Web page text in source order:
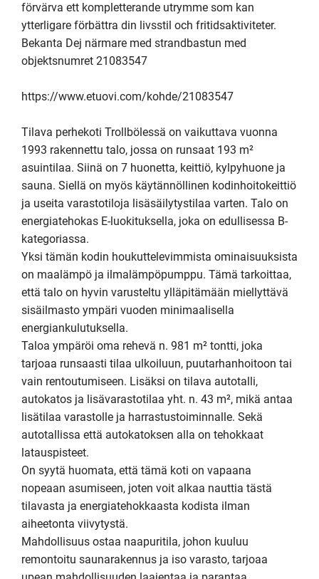
förvärva ett kompletterande utrymme som kan
ytterligare förbättra din livsstil och fritidsaktiviteter.
Bekanta Dej närmare med strandbastun med
objektsnumret 21083547
https://www.etuovi.com/kohde/21083547
Tilava perhekoti Trollbölessä on vaikuttava vuonna
1993 rakennettu talo, jossa on runsaat 193 m²
asuintilaa. Siinä on 7 huonetta, keittiö, kylpyhuone ja
sauna. Siellä on myös käytännöllinen kodinhoitokeittiö
ja useita varastotiloja lisäsäilytystilaa varten. Talo on
energiatehokas E-luokituksella, joka on edullisessa B-
kategoriassa.
Yksi tämän kodin houkuttelevimmista ominaisuuksista
on maalämpö ja ilmalämpöpumppu. Tämä tarkoittaa,
että talo on hyvin varusteltu ylläpitämään miellyttävä
sisäilmasto ympäri vuoden minimaalisella
energiankulutuksella.
Taloa ympäröi oma rehevä n. 981 m² tontti, joka
tarjoaa runsaasti tilaa ulkoiluun, puutarhanhoitoon tai
vain rentoutumiseen. Lisäksi on tilava autotalli,
autokatos ja lisävarastotilaa yht. n. 43 m², mikä antaa
lisätilaa varastolle ja harrastustoiminnalle. Sekä
autotallissa että autokatoksen alla on tehokkaat
latauspisteet.
On syytä huomata, että tämä koti on vapaana
nopeaan asumiseen, joten voit alkaa nauttia tästä
tilavasta ja energiatehokkaasta kodista ilman
aiheetonta viivytystä.
Mahdollisuus ostaa naapuritila, johon kuuluu
remontoitu saunarakennus ja iso varasto, tarjoaa